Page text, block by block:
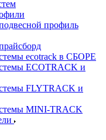
профиль
ecotrack в СБОРЕ
ECOTRACK и
FLYTRACK и
MINI-TRACK